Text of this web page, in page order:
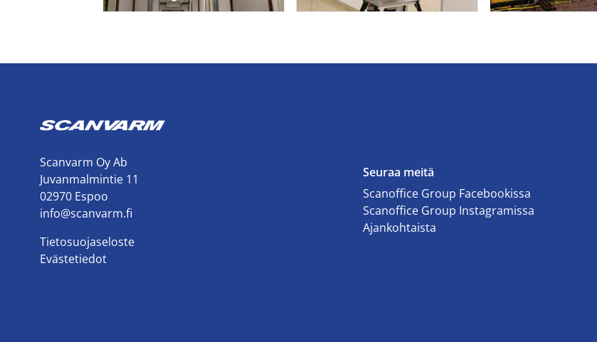
Scanvarm Oy Ab
Juvanmalmintie 11
02970 Espoo
info@scanvarm.fi
Tietosuojaseloste
Evästetiedot
Seuraa meitä
Scanoffice Group Facebookissa
Scanoffice Group Instagramissa
Ajankohtaista